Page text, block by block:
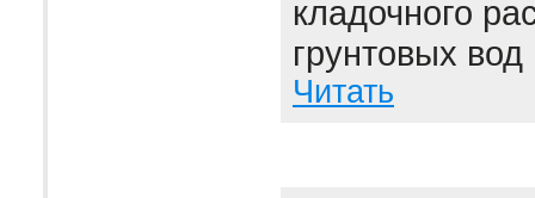
кладочного
грунтовых
Читать